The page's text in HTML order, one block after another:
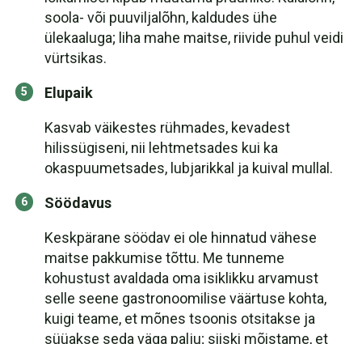
soola- või puuviljalõhn, kaldudes ühe
ülekaaluga; liha mahe maitse, riivide puhul veidi
vürtsikas.
Elupaik
Kasvab väikestes rühmades, kevadest
hilissügiseni, nii lehtmetsades kui ka
okaspuumetsades, lubjarikkal ja kuival mullal.
Söödavus
Keskpärane söödav ei ole hinnatud vähese
maitse pakkumise tõttu. Me tunneme
kohustust avaldada oma isiklikku arvamust
selle seene gastronoomilise väärtuse kohta,
kuigi teame, et mõnes tsoonis otsitakse ja
süüakse seda väga palju; siiski mõistame, et